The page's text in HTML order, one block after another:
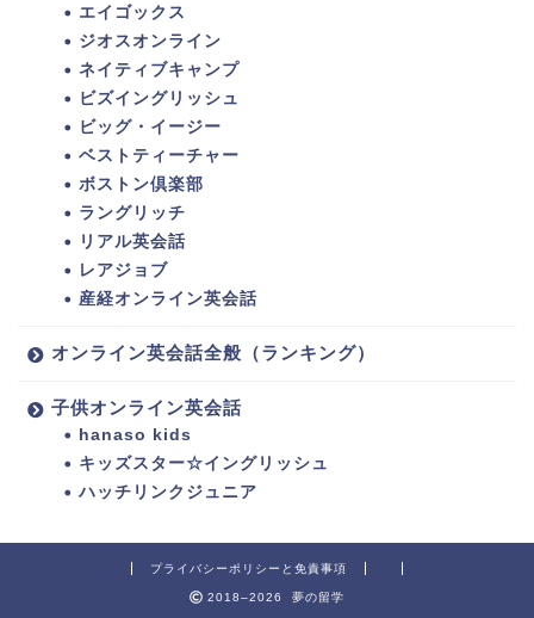
エイゴックス
ジオスオンライン
ネイティブキャンプ
ビズイングリッシュ
ビッグ・イージー
ベストティーチャー
ボストン倶楽部
ラングリッチ
リアル英会話
レアジョブ
産経オンライン英会話
オンライン英会話全般（ランキング）
子供オンライン英会話
hanaso kids
キッズスター☆イングリッシュ
ハッチリンクジュニア
プライバシーポリシーと免責事項
2018–2026 夢の留学